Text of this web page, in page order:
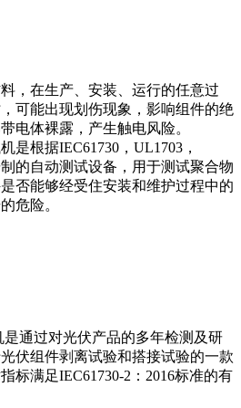
，在生产、安装、运行的任意过
可能出现划伤现象，影响组件的绝
电体裸露，产生触电风险。
是根据IEC61730，UL1703，
的自动测试设备，用于测试聚合物
否能够经受住安装和维护过程中的
危险。
通过对光伏产品的多年检测及研
伏组件剥离试验和搭接试验的一款
标满足IEC61730-2：2016标准的有